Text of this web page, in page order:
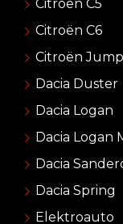
Citroën C5
Citroën C6
Citroën
Dacia Duster
Dacia Logan
Dacia Logan
Dacia
Dacia Spring
Elektroauto